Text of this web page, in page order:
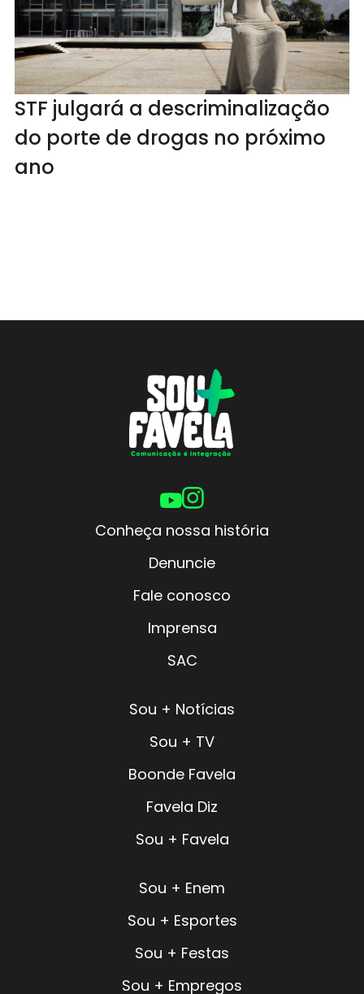
STF julgará a descriminalização
do porte de drogas no próximo
ano
Conheça nossa história
Denuncie
Fale conosco
Imprensa
SAC
Sou + Notícias
Sou + TV
Boonde Favela
Favela Diz
Sou + Favela
Sou + Enem
Sou + Esportes
Sou + Festas
Sou + Empregos